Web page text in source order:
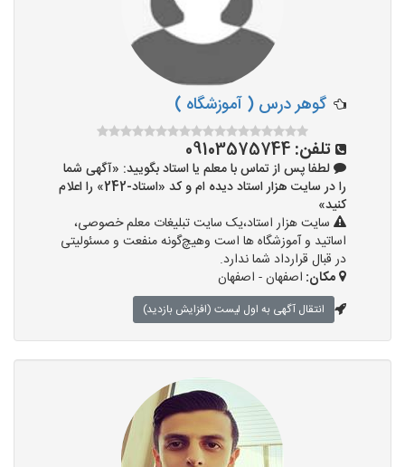
گوهر درس ( آموزشگاه )
تلفن: 09103575744
لطفا پس از تماس با معلم یا استاد بگویید: «آگهی شما
را در سایت هزار استاد دیده ام و کد «استاد-242» را اعلام
کنید»
سایت هزار استاد،یک سایت تبلیغات معلم خصوصی،
اساتید و آموزشگاه ها است وهیچ‌گونه منفعت و مسئولیتی
در قبال قرارداد شما ندارد.
مکان: اصفهان - اصفهان
انتقال آگهی به اول لیست (افزایش بازدید)